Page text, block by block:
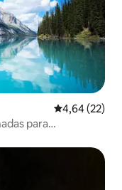
4,64 de uma
4,64 (22)
para